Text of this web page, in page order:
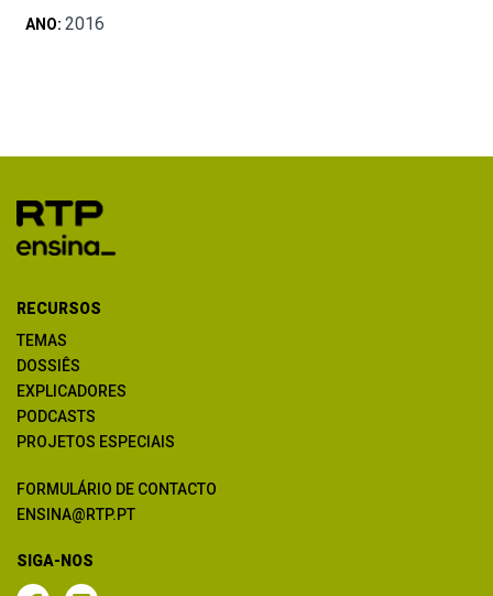
ANO: 2016
RECURSOS
TEMAS
DOSSIÊS
EXPLICADORES
PODCASTS
PROJETOS ESPECIAIS
FORMULÁRIO DE CONTACTO
ENSINA@RTP.PT
SIGA-NOS